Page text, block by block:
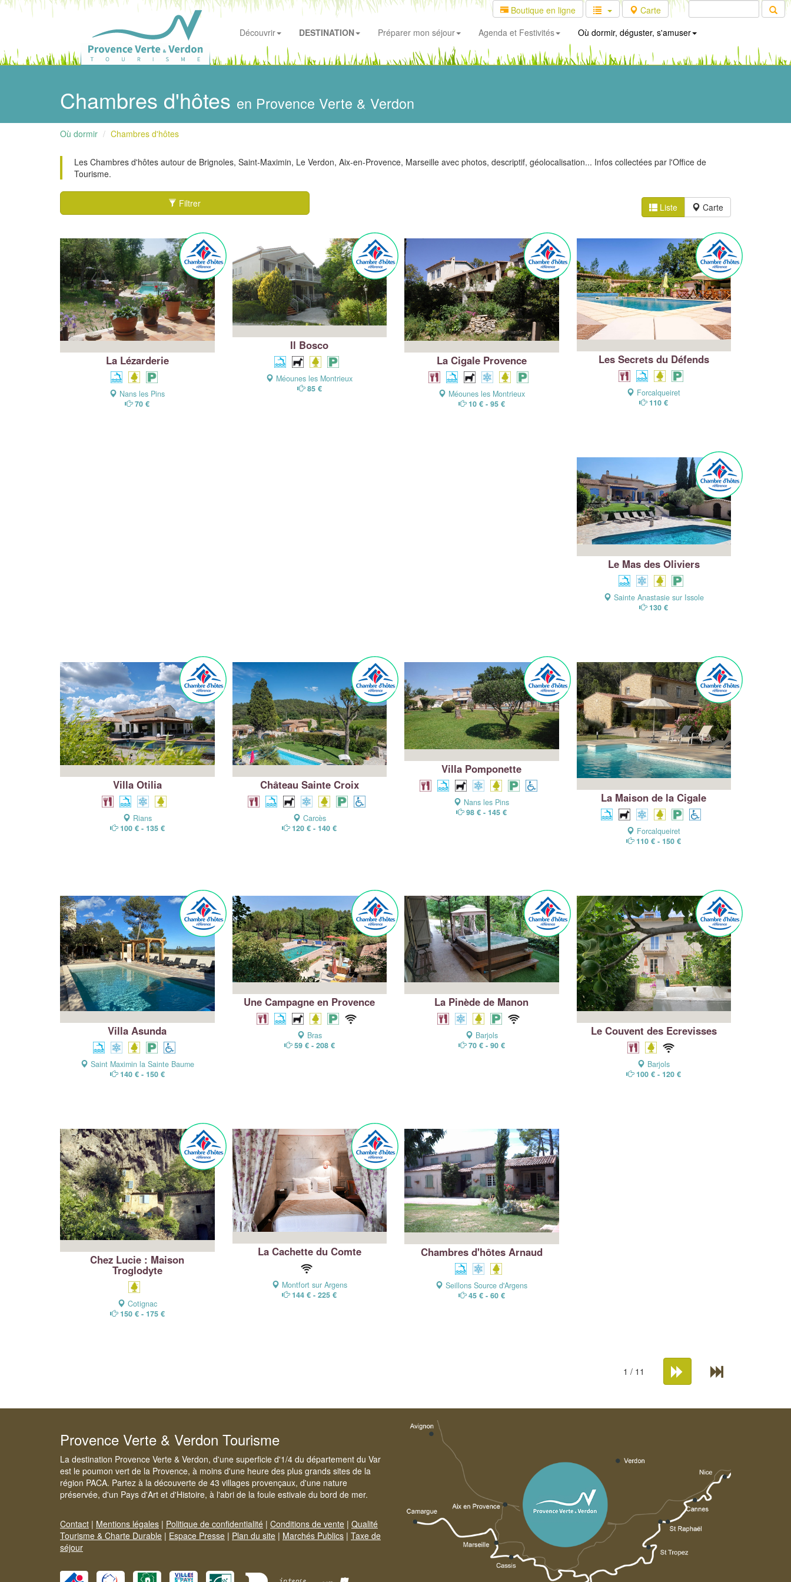
Boutique en ligne
Carte
Découvrir
DESTINATION Préparer mon séjour Agenda et Festivités Où dormir, déguster, s'amuser
Chambres d'hôtes en Provence Verte & Verdon
Où dormir Chambres d'hôtes
Les Chambres d'hôtes autour de Brignoles, Saint-Maximin, Le Verdon, Aix-en-Provence, Marseille avec photos, descriptif, géolocalisation... Infos collectées par l'Office de
Tourisme.
Filtrer Liste Carte
La Lézarderie
Nans les Pins
70 €
Il Bosco
Méounes les Montrieux
85 €
La Cigale Provence
Méounes les Montrieux
10 € - 95 €
Les Secrets du Défends
Forcalqueiret
110 €
Le Mas des Oliviers
Sainte Anastasie sur Issole
130 €
Villa Otilia
Rians
100 € - 135 €
Château Sainte Croix
Carcès
120 € - 140 €
Villa Pomponette
Nans les Pins
98 € - 145 €
La Maison de la Cigale
Forcalqueiret
110 € - 150 €
Villa Asunda
Saint Maximin la Sainte Baume
140 € - 150 €
Une Campagne en Provence
Bras
59 € - 208 €
La Pinède de Manon
Barjols
70 € - 90 €
Le Couvent des Ecrevisses
Barjols
100 € - 120 €
Chez Lucie : Maison
Troglodyte
Cotignac
150 € - 175 €
La Cachette du Comte
Montfort sur Argens
144 € - 225 €
Chambres d'hôtes Arnaud
Seillons Source d'Argens
45 € - 60 €
1 / 11
Provence Verte & Verdon Tourisme
La destination Provence Verte & Verdon, d'une superficie d'1/4 du département du Var
est le poumon vert de la Provence, à moins d'une heure des plus grands sites de la
région PACA. Partez à la découverte de 43 villages provençaux, d'une nature
préservée, d'un Pays d'Art et d'Histoire, à l'abri de la foule estivale du bord de mer.
Contact | Mentions légales | Politique de confidentialité | Conditions de vente | Qualité
Tourisme & Charte Durable | Espace Presse | Plan du site | Marchés Publics | Taxe de
séjour